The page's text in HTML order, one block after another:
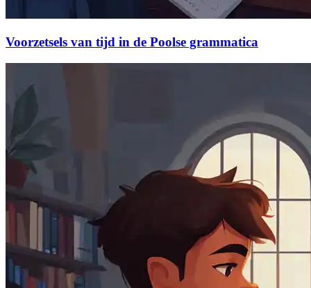
Voorzetsels van tijd in de Poolse grammatica